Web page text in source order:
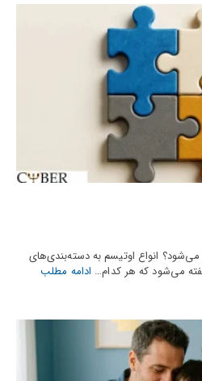
انواع اوتیسم به دسته‌بندی‌های
می‌شود که هر کدام… ادامه مطلب